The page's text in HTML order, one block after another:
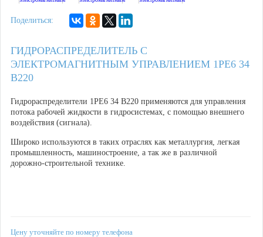
Поделиться:
ГИДРОРАСПРЕДЕЛИТЕЛЬ С
ЭЛЕКТРОМАГНИТНЫМ УПРАВЛЕНИЕМ 1РЕ6 34
В220
Гидрораспределители 1РЕ6 34 В220 применяются для управления
потока рабочей жидкости в гидросистемах, с помощью внешнего
воздействия (сигнала).
Широко используются в таких отраслях как металлургия, легкая
промышленность, машиностроение, а так же в различной
дорожно-строительной технике.
Цену уточняйте по номеру телефона